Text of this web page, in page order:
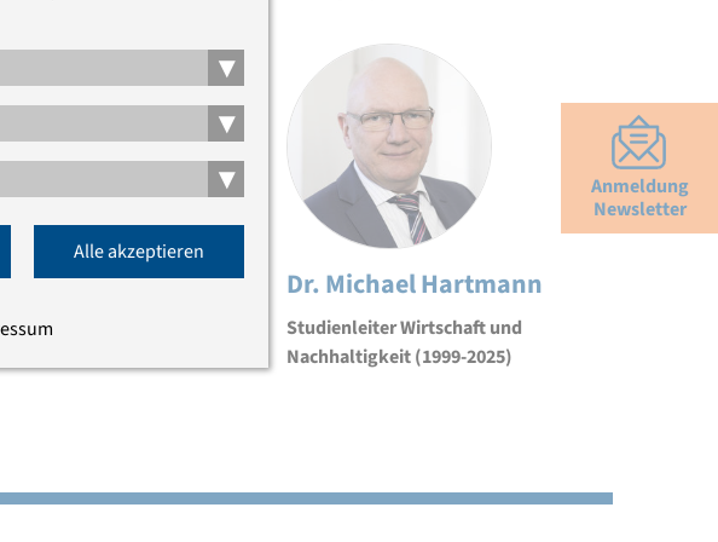
Dr. Michael Hartmann
Studienleiter Wirtschaft und
Nachhaltigkeit (1999-2025)
Anmeldung
Newsletter
▾
▾
▾
Alle akzeptieren